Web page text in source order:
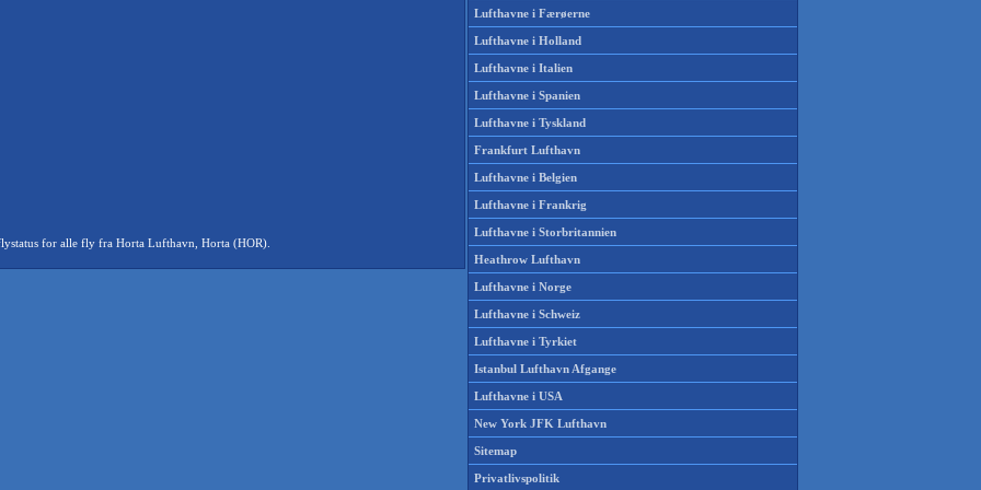
for alle fly fra Horta Lufthavn, Horta (HOR).
Lufthavne i Færøerne
Lufthavne i Holland
Lufthavne i Italien
Lufthavne i Spanien
Lufthavne i Tyskland
Frankfurt Lufthavn
Lufthavne i Belgien
Lufthavne i Frankrig
Lufthavne i Storbritannien
Heathrow Lufthavn
Lufthavne i Norge
Lufthavne i Schweiz
Lufthavne i Tyrkiet
Istanbul Lufthavn Afgange
Lufthavne i USA
New York JFK Lufthavn
Sitemap
Privatlivspolitik